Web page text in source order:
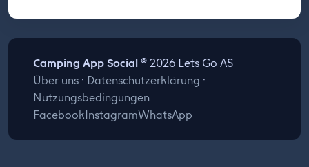
Camping App Social© 2026 Lets Go AS
Über uns· Datenschutzerklärung ·
Nutzungsbedingungen
FacebookInstagramWhatsApp